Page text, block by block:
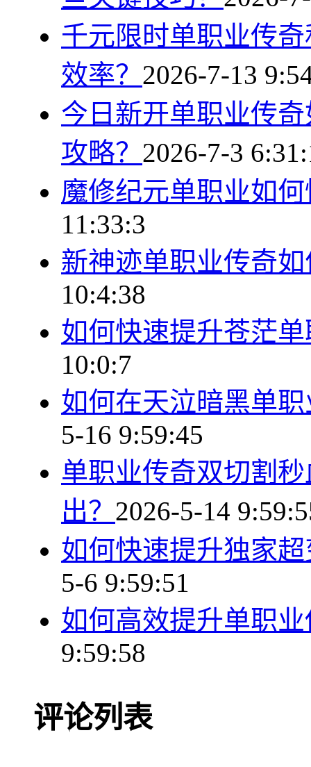
千元限时单职业传
效率？ 2026-7-13
今日新开单职业传
攻略？ 2026-7-3
魔修纪元单职业如
11:33:3
新神迹单职业传奇
10:4:38
如何快速提升苍茫
10:0:7
如何在天泣暗黑单
5-16 9:59:45
单职业传奇双切割
出？ 2026-5-14
如何快速提升独家
5-6 9:59:51
如何高效提升单职
9:59:58
评论列表